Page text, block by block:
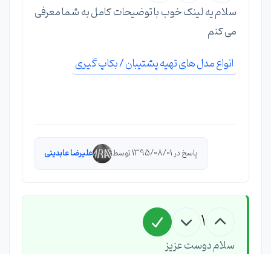
سلام یه لینک خوب با توضیحات کامل به شما معرفی
می کنم
انواع مدل های تهیه پشتیبان / بکاپ گیری
پاسخ در 1395/08/01 توسط علیرضا عابدینی
1
سلام دوست عزیز